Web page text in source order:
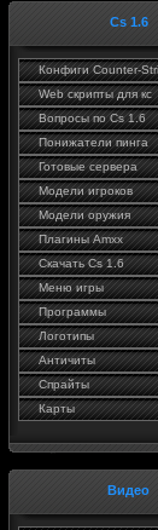
Cs 1.6
Конфиги Counter-
Web скрипты для кс
Вопросы по Cs 1.6
Понижатели пинга
Готовые сервера
Модели игроков
Модели оружия
Плагины Amxx
Скачать Cs 1.6
Меню игры
Программы
Логотипы
Античиты
Спрайты
Карты
Видео